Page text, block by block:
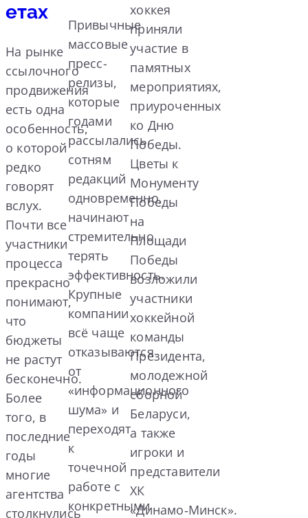
етах
На рынке
ссылочного
продвижения
есть одна
особенность,
о которой
редко
говорят
вслух.
Почти все
участники
процесса
прекрасно
понимают,
что
бюджеты
не растут
бесконечно.
Более
того, в
последние
годы
многие
агентства
столкнулись
Привычные
массовые
пресс-
релизы,
которые
годами
рассылались
сотням
редакций
одновременно,
начинают
стремительно
терять
эффективность.
Крупные
компании
всё чаще
отказываются
от
«информационного
шума» и
переходят
к
точечной
работе с
конкретными
хоккея
приняли
участие в
памятных
мероприятиях,
приуроченных
ко Дню
Победы.
Цветы к
Монументу
Победы
на
Площади
Победы
возложили
участники
хоккейной
команды
Президента,
молодежной
сборной
Беларуси,
а также
игроки и
представители
ХК
«Динамо‑Минск».